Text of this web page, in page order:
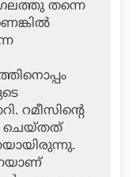
തന്നെ
റമീസിന്റെ
ചെയ്തത്